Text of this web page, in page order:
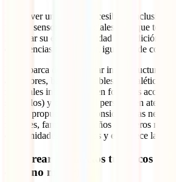
Promover un turismo accesible e inclusivo
físicas, sensoriales y sociales para que todas
importar su edad, capacidad o condición,
experiencias turísticas en igualdad de
Esto abarca desde adaptar infraestructuras
ascensores, baños accesibles o señalética en
materiales informativos en formatos
subtítulos) y capacitar al personal en
incluir propuestas que consideren las
mayores, familias con niños o viajeros
oportunidades para todos y enriquece la
14. Crear productos turísticos
entorno mejor)